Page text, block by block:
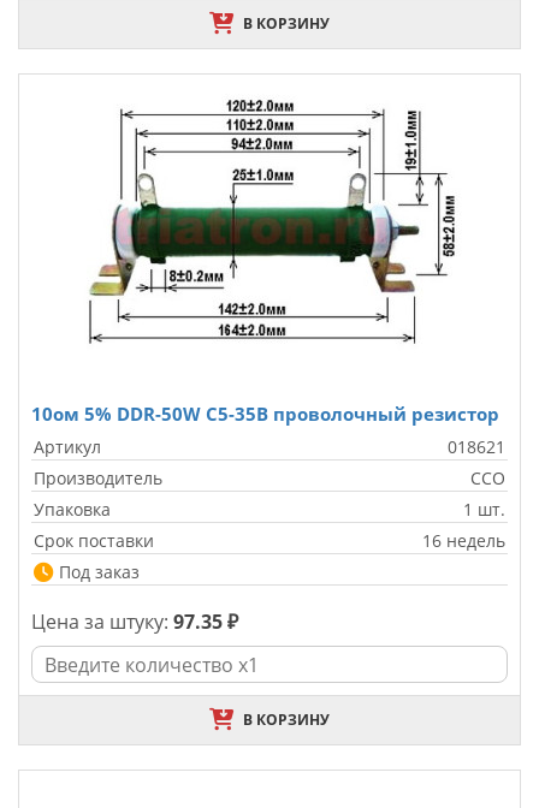
В КОРЗИНУ
10ом 5% DDR-50W С5-35В проволочный резистор
Артикул
018621
Производитель
CCO
Упаковка
1 шт.
Срок поставки
16 недель
Под заказ
Цена за штуку: 97.35 ₽
В КОРЗИНУ